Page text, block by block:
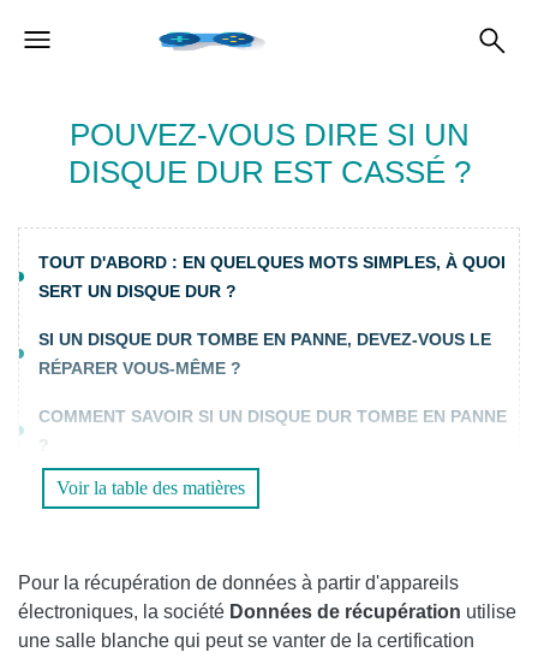
POUVEZ-VOUS DIRE SI UN
DISQUE DUR EST CASSÉ ?
TOUT D'ABORD : EN QUELQUES MOTS SIMPLES, À QUOI
SERT UN DISQUE DUR ?
SI UN DISQUE DUR TOMBE EN PANNE, DEVEZ-VOUS LE
RÉPARER VOUS-MÊME ?
COMMENT SAVOIR SI UN DISQUE DUR TOMBE EN PANNE
?
SEULS LES BRUITS PERMETTENT DE COMPRENDRE LES
QUELLES SONT LES CONSÉQUENCES D'UN DISQUE DUR
Voir la table des matières
Pour la récupération de données à partir d'appareils
électroniques, la société Données de récupération utilise
une salle blanche qui peut se vanter de la certification